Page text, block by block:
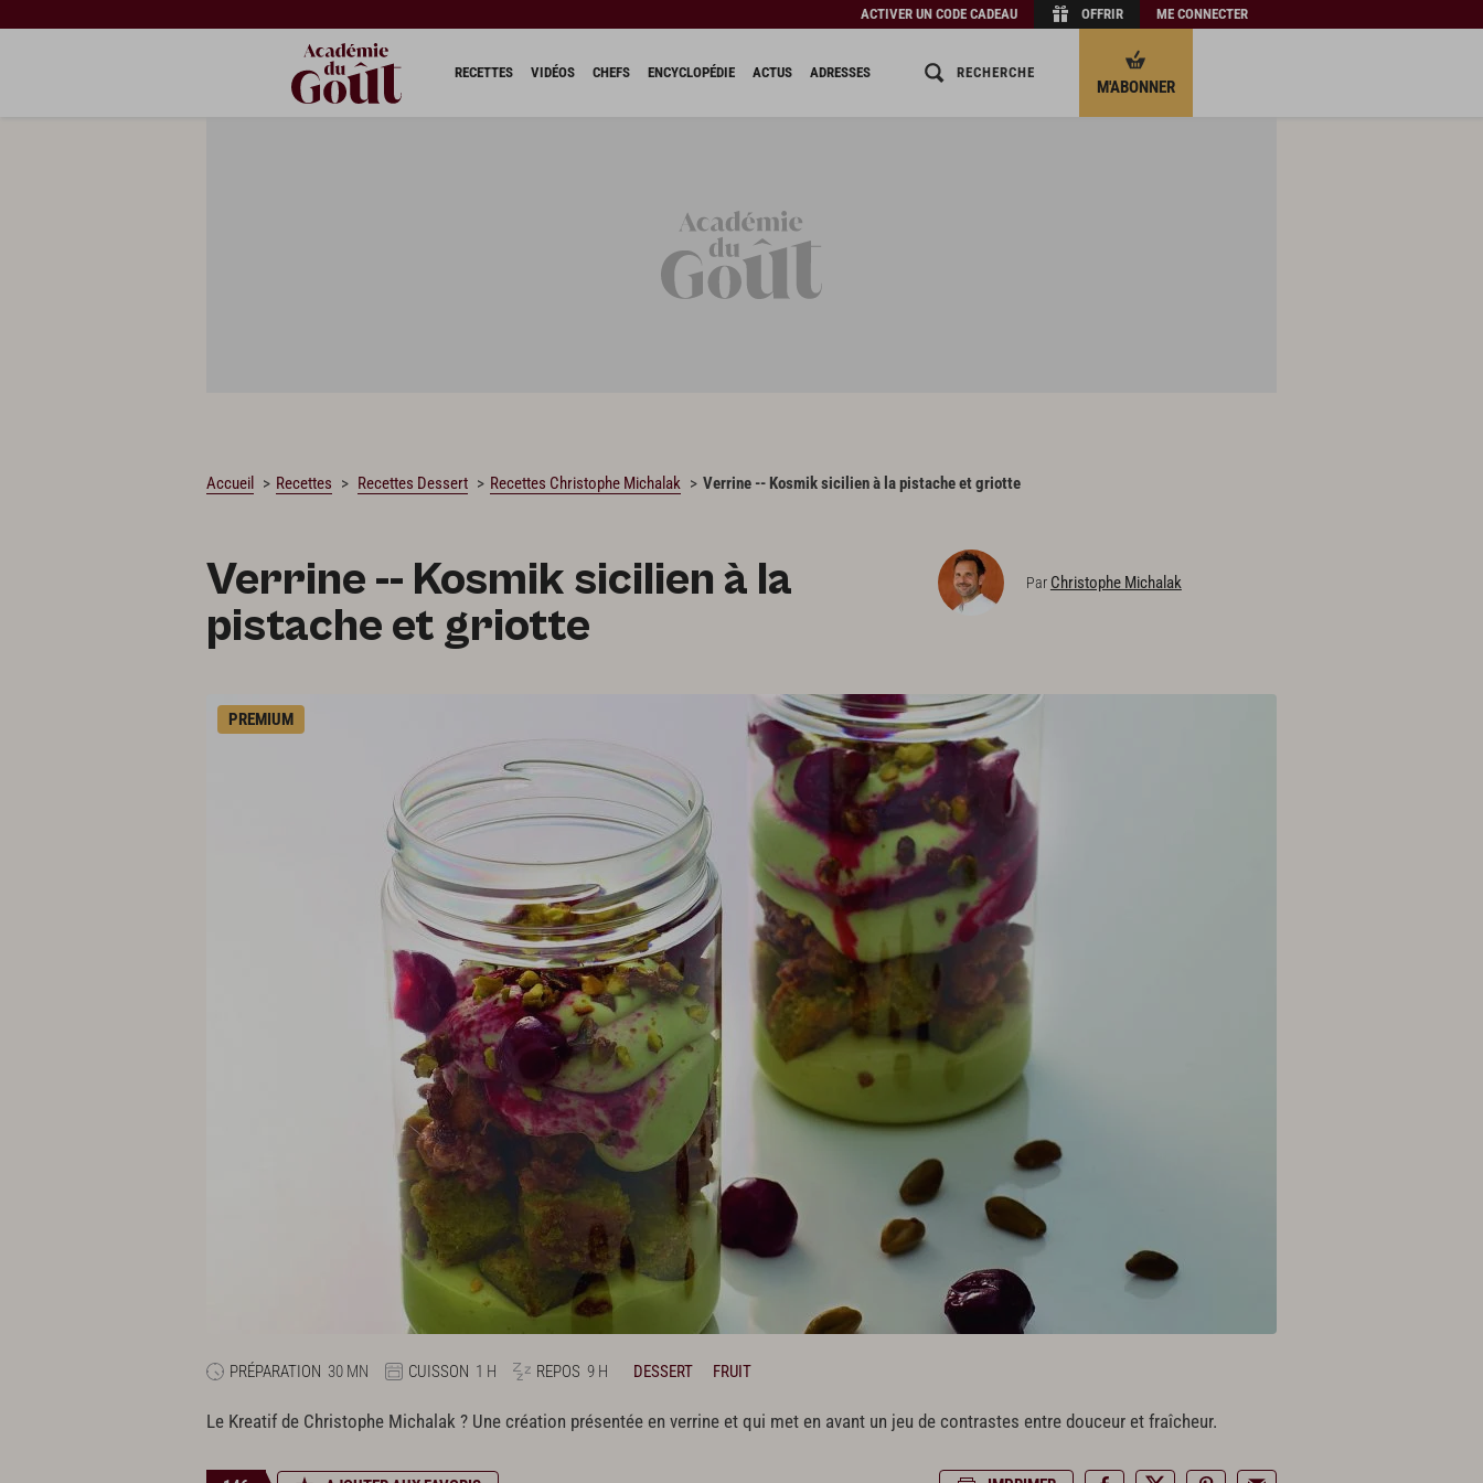
ACTIVER UN CODE CADEAU OFFRIR ME CONNECTER
RECETTES VIDÉOS CHEFS ENCYCLOPÉDIE ACTUS ADRESSES RECHERCHE
M'ABONNER
Accueil Recettes Recettes Dessert Recettes Christophe Michalak Verrine -- Kosmik sicilien à la pistache et griotte
Verrine -- Kosmik sicilien à la
pistache et griotte
Par Christophe Michalak
PREMIUM
PRÉPARATION 30 MN CUISSON 1 H REPOS 9 H DESSERT FRUIT
Le Kreatif de Christophe Michalak ? Une création présentée en verrine et qui met en avant un jeu de contrastes entre douceur et fraîcheur.
CHARGEMENT…